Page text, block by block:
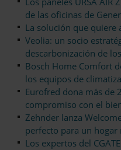
de las oficinas de
La solución que quiere
Veolia: un socio
descarbonización de
Bosch Home Comfort
los equipos de
Eurofred dona más de
compromiso con el
Zehnder lanza
perfecto para un hogar
Los expertos del